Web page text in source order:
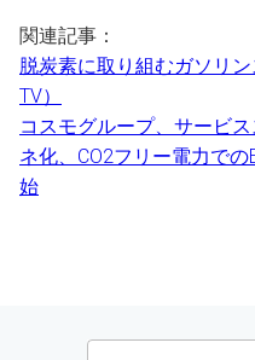
関連記事：
脱炭素に取り組むガソリ
TV）
コスモグループ、サービ
ネ化、CO2フリー電力で
始